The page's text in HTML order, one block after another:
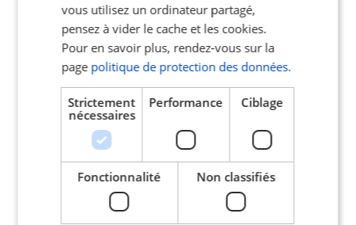
Nos adhérents
sontsatisfaits
et ils le disent !
vous utilisez un ordinateur partagé,
pensez à vider le cache et les cookies.
Pour en savoir plus, rendez-vous sur la
page politique de protection des données.
Strictement
nécessaires
Performance Ciblage
Fonctionnalité Non classifiés